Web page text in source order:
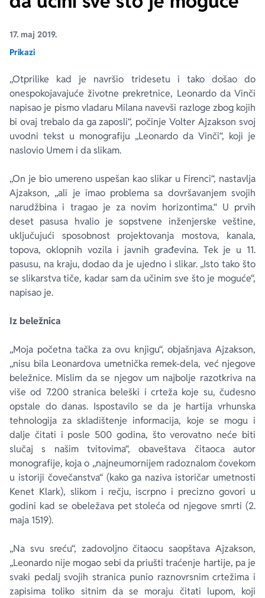
17. maj 2019.
Prikazi
„Otprilike kad je navršio tridesetu i tako došao do
onespokojavajuće životne prekretnice, Leonardo da Vinči
napisao je pismo vladaru Milana navevši razloge zbog kojih
bi ovaj trebalo da ga zaposli“, počinje Volter Ajzakson svoj
uvodni tekst u monografiju „Leonardo da Vinči“, koji je
naslovio Umem i da slikam.
„On je bio umereno uspešan kao slikar u Firenci“, nastavlja
Ajzakson, „ali je imao problema sa dovršavanjem svojih
narudžbina i tragao je za novim horizontima.“ U prvih
deset pasusa hvalio je sopstvene inženjerske veštine,
uključujući sposobnost projektovanja mostova, kanala,
topova, oklopnih vozila i javnih građevina. Tek je u 11.
pasusu, na kraju, dodao da je ujedno i slikar. „Isto tako što
se slikarstva tiče, kadar sam da učinim sve što je moguće“,
napisao je.
Iz beležnica
„Moja početna tačka za ovu knjigu“, objašnjava Ajzakson,
„nisu bila Leonardova umetnička remek-dela, već njegove
beležnice. Mislim da se njegov um najbolje razotkriva na
više od 7.200 stranica beleški i crteža koje su, čudesno
opstale do danas. Ispostavilo se da je hartija vrhunska
tehnologija za skladištenje informacija, koje se mogu i
dalje čitati i posle 500 godina, što verovatno neće biti
slučaj s našim tvitovima“, obaveštava čitaoca autor
monografije, koja o „najneumornijem radoznalom čovekom
u istoriji čovečanstva“ (kako ga naziva istoričar umetnosti
Kenet Klark), slikom i rečju, iscrpno i precizno govori u
godini kad se obeležava pet stoleća od njegove smrti (2.
maja 1519).
„Na svu sreću“, zadovoljno čitaocu saopštava Ajzakson,
„Leonardo nije mogao sebi da priušti traćenje hartije, pa je
svaki pedalj svojih stranica punio raznovrsnim crtežima i
zapisima toliko sitnim da se moraju čitati lupom, koji
Ekranizovane knjige
E-knjige
Autori
Poezija
Biografija
Bojan Ljubenović
Milica Jakovljević Mir-Jam
Peter Handke
Elif Šafak